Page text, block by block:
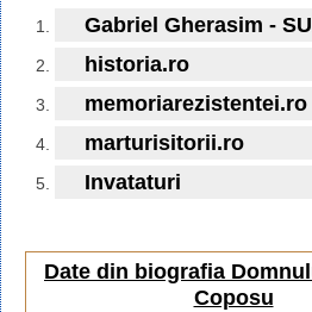
Gabriel Gherasim -
historia.ro
memoriarezistentei.ro
marturisitorii.ro
Invataturi
Date din biografia
Coposu